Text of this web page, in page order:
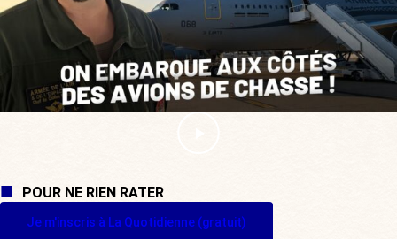
POUR NE RIEN RATER
Je m'inscris à La Quotidienne (gratuit)